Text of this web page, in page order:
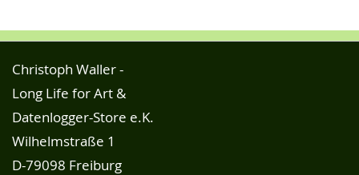
Christoph Waller -
Long Life for Art &
Datenlogger-Store e.K.
Wilhelmstraße 1
D-79098 Freiburg